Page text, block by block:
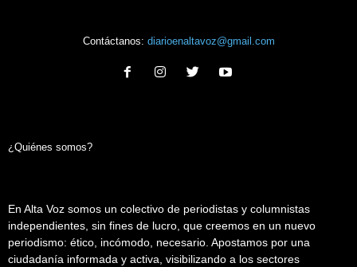
Contáctanos: diarioenaltavoz@gmail.com
¿Quiénes somos?
En Alta Voz somos un colectivo de periodistas y columnistas
independientes, sin fines de lucro, que creemos en un nuevo
periodismo: ético, incómodo, necesario. Apostamos por una
ciudadanía informada y activa, visibilizando a los sectores